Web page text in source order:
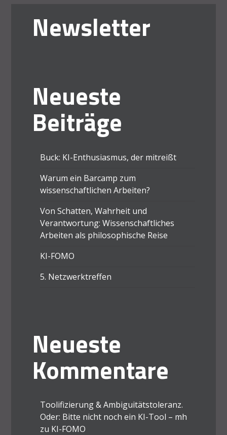
Newsletter
Neueste
Beiträge
Buck: KI-Enthusiasmus, der mitreißt
Warum ein Barcamp zum
wissenschaftlichen Arbeiten?
Von Schatten, Wahrheit und
Verantwortung: Wissenschaftliches
Arbeiten als philosophische Reise
KI-FOMO
5. Netzwerktreffen
Neueste
Kommentare
Toolifizierung & Ambiguitätstoleranz.
Oder: Bitte nicht noch ein KI-Tool – mh
zu KI-FOMO